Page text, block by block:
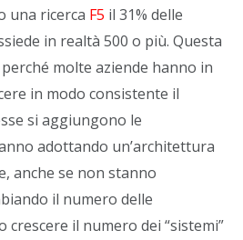
una ricerca F5 il 31% delle
in realtà 500 o più. Questa
molte aziende hanno in
in modo consistente il
si aggiungono le
adottando un’architettura
anche se non stanno
il numero delle
crescere il numero dei “sistemi”